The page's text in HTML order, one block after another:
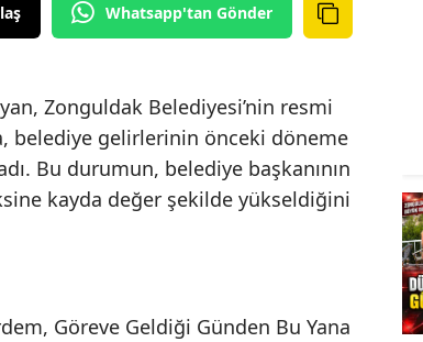
Whatsapp'tan Gönder
Zonguldak Belediyesi’nin resmi
belediye gelirlerinin önceki döneme
Bu durumun, belediye başkanının
kayda değer şekilde yükseldiğini
Göreve Geldiği Günden Bu Yana